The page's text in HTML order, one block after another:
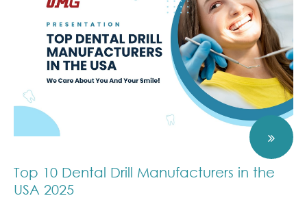
Top 10 Dental Drill Manufacturers in the
USA 2025